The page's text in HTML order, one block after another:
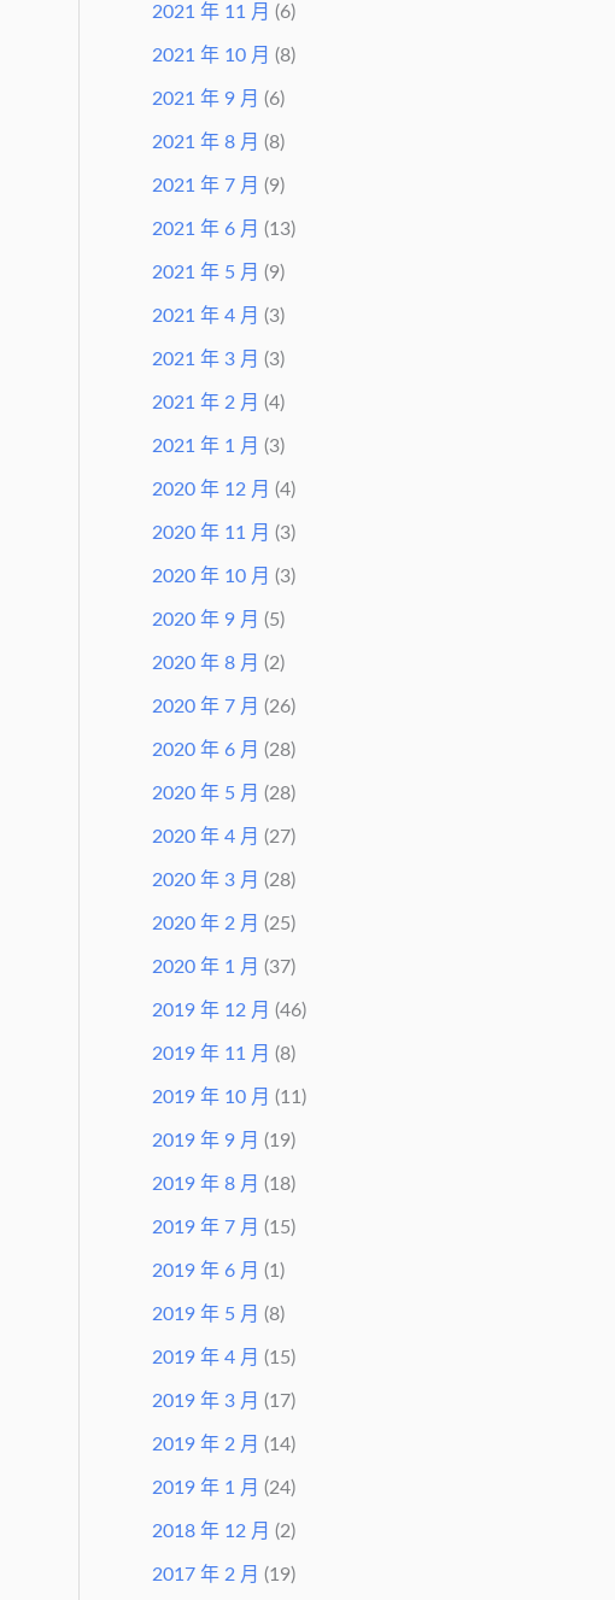
2021 年 11 月 (6)
2021 年 10 月 (8)
2021 年 9 月 (6)
2021 年 8 月 (8)
2021 年 7 月 (9)
2021 年 6 月 (13)
2021 年 5 月 (9)
2021 年 4 月 (3)
2021 年 3 月 (3)
2021 年 2 月 (4)
2021 年 1 月 (3)
2020 年 12 月 (4)
2020 年 11 月 (3)
2020 年 10 月 (3)
2020 年 9 月 (5)
2020 年 8 月 (2)
2020 年 7 月 (26)
2020 年 6 月 (28)
2020 年 5 月 (28)
2020 年 4 月 (27)
2020 年 3 月 (28)
2020 年 2 月 (25)
2020 年 1 月 (37)
2019 年 12 月 (46)
2019 年 11 月 (8)
2019 年 10 月 (11)
2019 年 9 月 (19)
2019 年 8 月 (18)
2019 年 7 月 (15)
2019 年 6 月 (1)
2019 年 5 月 (8)
2019 年 4 月 (15)
2019 年 3 月 (17)
2019 年 2 月 (14)
2019 年 1 月 (24)
2018 年 12 月 (2)
2017 年 2 月 (19)